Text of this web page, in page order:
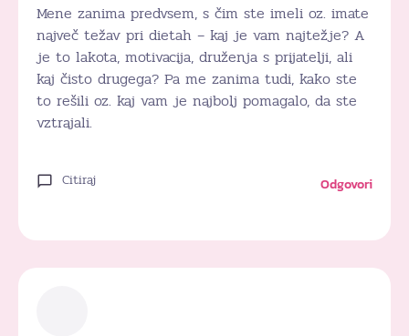
Mene zanima predvsem, s čim ste imeli oz. imate
največ težav pri dietah – kaj je vam najtežje? A
je to lakota, motivacija, druženja s prijatelji, ali
kaj čisto drugega? Pa me zanima tudi, kako ste
to rešili oz. kaj vam je najbolj pomagalo, da ste
vztrajali.
Citiraj Odgovori